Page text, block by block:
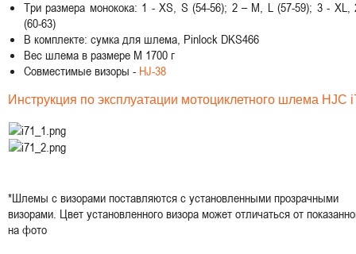
Три размера монокока: 1 - XS, S (54-56); 2 – M, L (57-59); 3 - XL,
(60-63)
В комплекте: сумка для шлема, Pinlock DKS466
Вес шлема в размере M 1700 г
Совместимые визоры - HJ-38
Инструкция по эксплуатации мотоциклетного шлема HJC
*Шлемы с визорами поставляются с установленными прозрачными
визорами. Цвет установленного визора может отличаться от
на фото